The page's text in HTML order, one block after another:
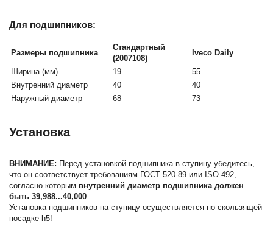
Для подшипников:
Размеры подшипника
Стандартный
(2007108)
Iveco Daily
Ширина (мм) 19
55
Внутренний диаметр
40
40
Наружный диаметр
68 73
Установка
ВНИМАНИЕ: Перед установкой подшипника в ступицу убедитесь,
что он соответствует требованиям ГОСТ 520-89 или ISO 492,
согласно которым внутренний диаметр подшипника должен
быть 39,988...40,000
Установка подшипников на ступицу осуществляется по скользящей
посадке h5!